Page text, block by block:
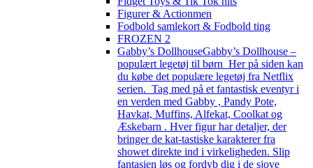
Figurer & Actionmen
Fodbold samlekort & Fodbold ting
FROZEN 2
Gabby’s DollhouseGabby’s Dollhouse –
populært legetøj til børn Her på siden kan
du købe det populære legetøj fra Netflix
serien. Tag med på et fantastisk eventyr i
en verden med Gabby , Pandy Pote,
Havkat, Muffins, Alfekat, Coolkat og
Æskebarn . Hver figur har detaljer, der
bringer de kat-tastiske karakterer fra
showet direkte ind i virkeligheden. Slip
fantasien løs og fordyb dig i de sjove